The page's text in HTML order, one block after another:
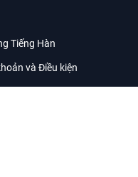
Tiếng Hàn
và Điều kiện